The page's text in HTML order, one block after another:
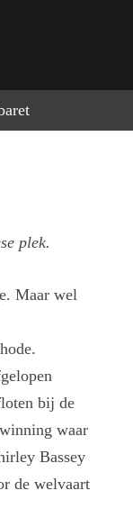
plek.
Maar wel
bij de
waar
Bassey
de welvaart